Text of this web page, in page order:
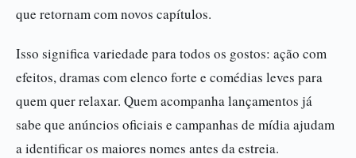
que retornam com novos capítulos.
Isso significa variedade para todos os gostos: ação com
efeitos, dramas com elenco forte e comédias leves para
quem quer relaxar. Quem acompanha lançamentos já
sabe que anúncios oficiais e campanhas de mídia ajudam
a identificar os maiores nomes antes da estreia.